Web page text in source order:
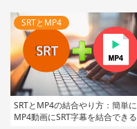
SRTとMP4
SRTとMP4の結合やり方：簡単に
MP4動画にSRT字幕を結合できる